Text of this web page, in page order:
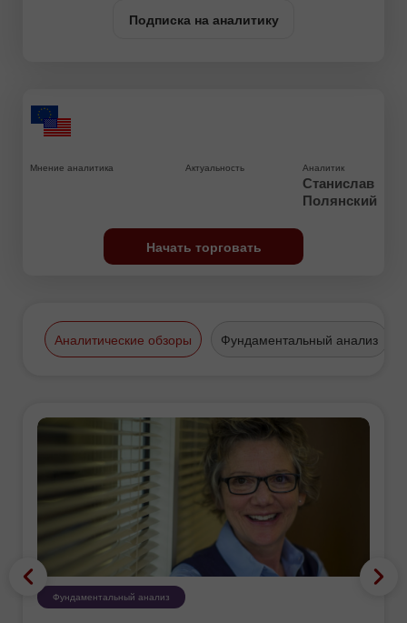
Подписка на аналитику
Мнение аналитика Актуальность Аналитик
Станислав
Полянский
Начать торговать
Аналитические обзоры Фундаментальный анализ
Фундаментальный анализ